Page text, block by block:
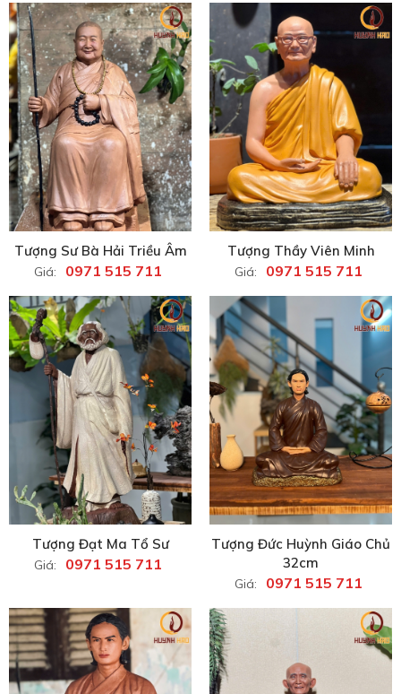
Tượng Sư Bà Hải Triều Âm
Giá: 0971 515 711
Tượng Thầy Viên Minh
Giá: 0971 515 711
Tượng Đạt Ma Tổ Sư
Giá: 0971 515 711
Tượng Đức Huỳnh Giáo Chủ
32cm
Giá: 0971 515 711